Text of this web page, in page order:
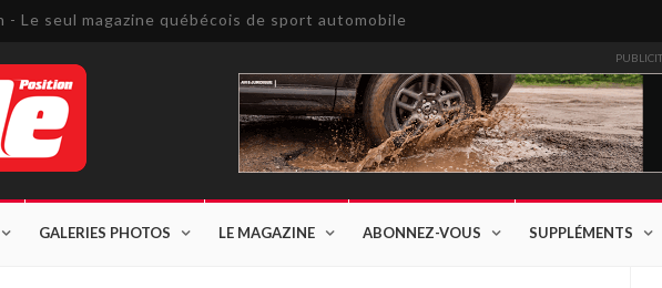
Le seul magazine québécois de sport automobile
GALERIES PHOTOS LE MAGAZINE ABONNEZ-VOUS SUPPLÉMENTS